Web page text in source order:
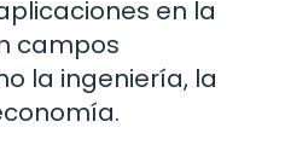
en la
campos
la ingeniería, la